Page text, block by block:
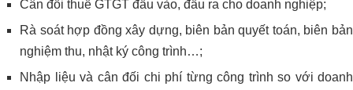
Cân đối thuế GTGT đầu vào, đầu ra cho doanh nghiệp;
Rà soát hợp đồng xây dựng, biên bản quyết toán, biên bản
nghiệm thu, nhật ký công trình…;
Nhập liệu và cân đối chi phí từng công trình so với doanh